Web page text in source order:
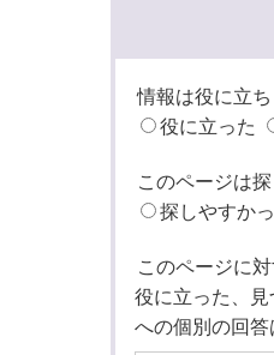
情報は役に立
役に立った
このページは
探しやすか
このページに
役に立った、
への個別の回答